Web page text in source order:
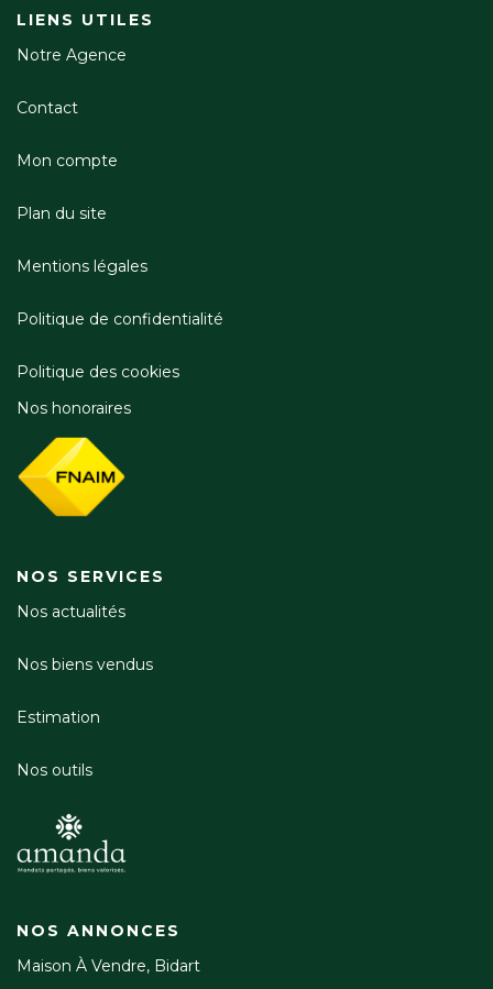
LIENS UTILES
Notre Agence
Contact
Mon compte
Plan du site
Mentions légales
Politique de confidentialité
Politique des cookies
Nos honoraires
NOS SERVICES
Nos actualités
Nos biens vendus
Estimation
Nos outils
NOS ANNONCES
Maison À Vendre, Bidart